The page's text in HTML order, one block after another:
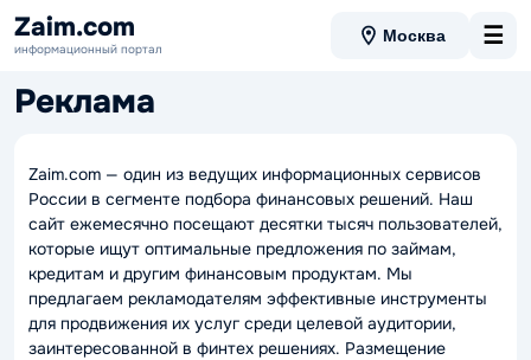
Zaim.com
информационный портал
Москва ☰
Реклама
Zaim.com — один из ведущих информационных сервисов
России в сегменте подбора финансовых решений. Наш
сайт ежемесячно посещают десятки тысяч пользователей,
которые ищут оптимальные предложения по займам,
кредитам и другим финансовым продуктам. Мы
предлагаем рекламодателям эффективные инструменты
для продвижения их услуг среди целевой аудитории,
заинтересованной в финтех решениях. Размещение